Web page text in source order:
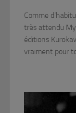
Comme
très attendu
éditions
vraiment pour